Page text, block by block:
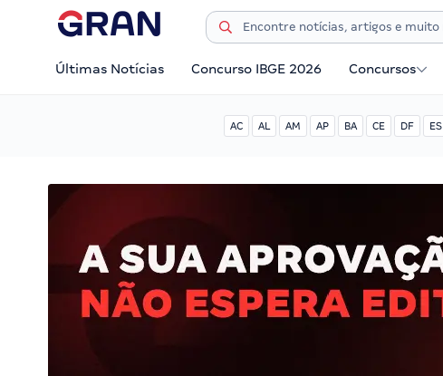
Últimas Notícias Concurso IBGE 2026 Concursos
AC AL AM AP BA CE DF ES